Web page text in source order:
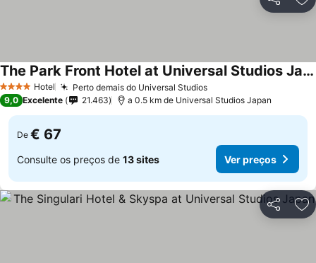
Partilhar
4 EstrelasHotel Perto demais do Universal Studios
The Park Front Hotel at Universal Studios Japan
9,0 Excelente 21.463 a 0.5 km de Universal Studios Japan
De € 67
Consulte os preços de 13 sites Ver preços
Partilhar